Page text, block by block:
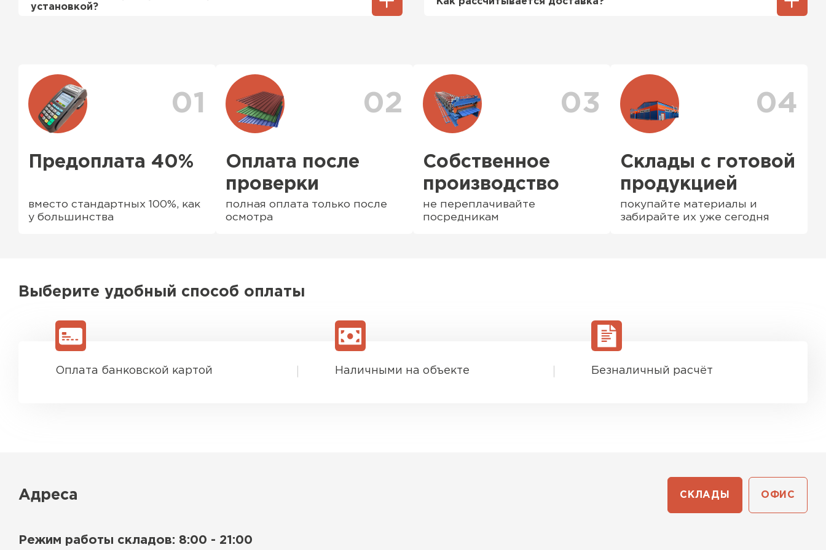
подробно уточняйте у менеджера по телефону.
установкой?
транспортную накладную.
доставки
. Возможны персональные скидки.
01
Предоплата 40%
вместо стандартных 100%, как
у большинства
02
Оплата после
проверки
полная оплата только после
осмотра
03
Собственное
производство
не переплачивайте
посредникам
04
Склады с готовой
продукцией
покупайте материалы и
забирайте их уже сегодня
Выберите удобный способ оплаты
Оплата банковской картой Наличными на объекте Безналичный расчёт
Адреса СКЛАДЫ ОФИС
Режим работы складов: 8:00 - 21:00